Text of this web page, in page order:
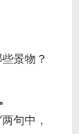
景物？
句中，